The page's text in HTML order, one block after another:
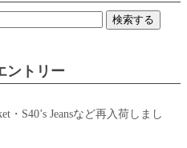
ントリー
・S40’s Jeansなど再入荷しまし